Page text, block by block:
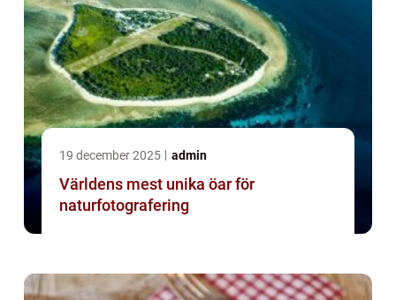
19 december 2025 admin
Världens mest unika öar för
naturfotografering